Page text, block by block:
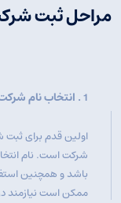
مراحل ثبت
1. انتخاب نام
اولین قدم برای ثبت
شرکت است. نام
باشد و همچنین
ممکن است نیازمند